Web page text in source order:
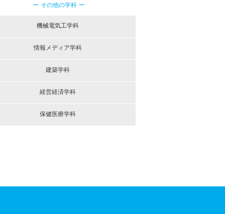
ー その他の学科 ー
機械電気工学科
情報メディア学科
建築学科
経営経済学科
保健医療学科